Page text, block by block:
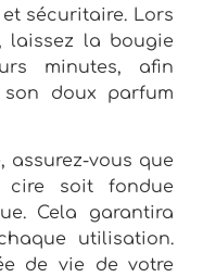
sécuritaire. Lors
laissez la bougie
minutes, afin
son doux parfum
assurez-vous que
soit fondue
Cela garantira
utilisation.
de vie de votre